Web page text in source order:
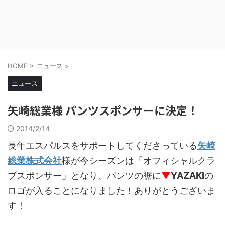
HOME > ニュース >
ニュース
矢崎総業様 パンツスポンサーに決定！
2014/2/14
長年エスパルスをサポートしてくださっている矢崎
総業株式会社様が今シーズンは「オフィシャルクラ
ブスポンサー」となり、パンツの裾に▼YAZAKIの
ロゴが入ることになりました！ありがとうございま
す！